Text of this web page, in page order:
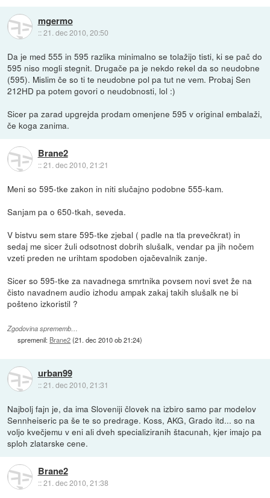
mgermo
::21. dec 2010, 20:50
Da je med 555 in 595 razlika minimalno se tolažijo tisti, ki se pač do
595 niso mogli stegnit. Drugače pa je nekdo rekel da so neudobne
(595). Mislim če so ti te neudobne pol pa tut ne vem. Probaj Sen
212HD pa potem govori o neudobnosti, lol :)
Sicer pa zarad upgrejda prodam omenjene 595 v original embalaži,
če koga zanima.
Brane2
::21. dec 2010, 21:21
Meni so 595-tke zakon in niti slučajno podobne 555-kam.
Sanjam pa o 650-tkah, seveda.
V bistvu sem stare 595-tke zjebal ( padle na tla prevečkrat) in
sedaj me sicer žuli odsotnost dobrih slušalk, vendar pa jih nočem
vzeti preden ne urihtam spodoben ojačevalnik zanje.
Sicer so 595-tke za navadnega smrtnika povsem novi svet že na
čisto navadnem audio izhodu ampak zakaj takih slušalk ne bi
pošteno izkoristil ?
Zgodovina sprememb…
spremenil: Brane2(21. dec 2010 ob 21:24)
urban99
::21. dec 2010, 21:31
Najbolj fajn je, da ima Sloveniji človek na izbiro samo par modelov
Sennheiseric pa še te so predrage. Koss, AKG, Grado itd... so na
voljo kvečjemu v eni ali dveh specializiranih štacunah, kjer imajo pa
sploh zlatarske cene.
Brane2
::21. dec 2010, 21:38